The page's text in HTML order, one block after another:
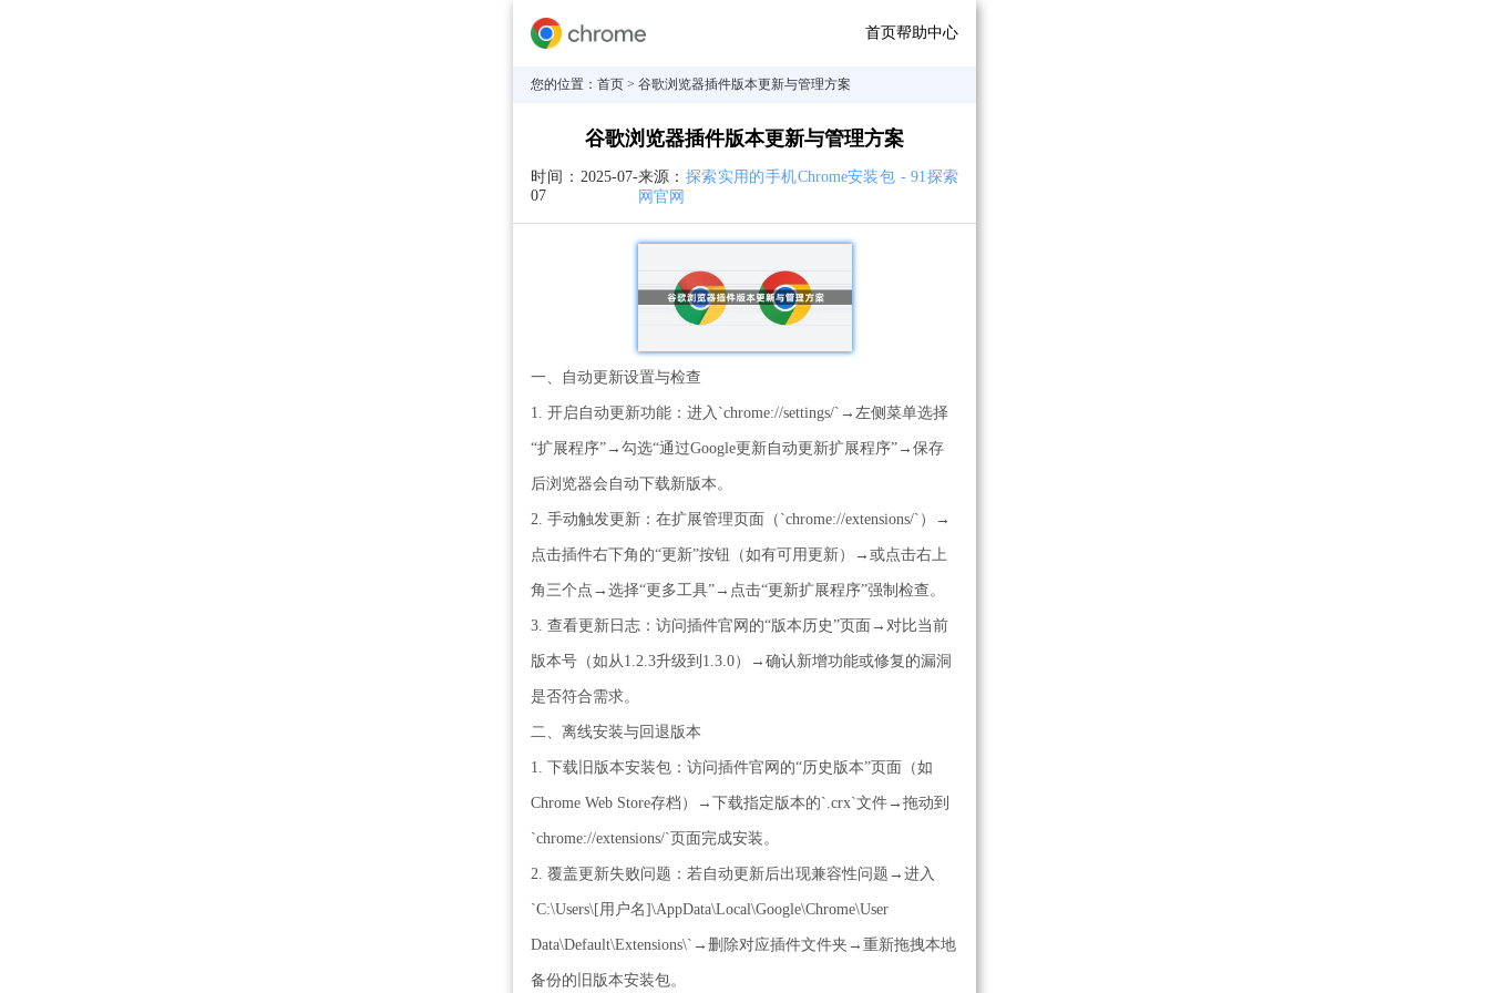
首页帮助中心
您的位置： 首页 > 谷歌浏览器插件版本更新与管理方案
谷歌浏览器插件版本更新与管理方案
时间： 2025-07-
07
来源： 探索实用的手机Chrome安装包 - 91探索
网官网
一、自动更新设置与检查
1. 开启自动更新功能：进入`chrome://settings/`→左侧菜单选择
“扩展程序”→勾选“通过Google更新自动更新扩展程序”→保存
后浏览器会自动下载新版本。
2. 手动触发更新：在扩展管理页面（`chrome://extensions/`）→
点击插件右下角的“更新”按钮（如有可用更新）→或点击右上
角三个点→选择“更多工具”→点击“更新扩展程序”强制检查。
3. 查看更新日志：访问插件官网的“版本历史”页面→对比当前
版本号（如从1.2.3升级到1.3.0）→确认新增功能或修复的漏洞
是否符合需求。
二、离线安装与回退版本
1. 下载旧版本安装包：访问插件官网的“历史版本”页面（如
Chrome Web Store存档）→下载指定版本的`.crx`文件→拖动到
`chrome://extensions/`页面完成安装。
2. 覆盖更新失败问题：若自动更新后出现兼容性问题→进入
`C:\Users\[用户名]\AppData\Local\Google\Chrome\User
Data\Default\Extensions\`→删除对应插件文件夹→重新拖拽本地
备份的旧版本安装包。